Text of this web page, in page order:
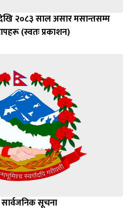
२०८३ साल असार मसान्तसम्म
(स्वतः प्रकाशन)
सार्वजनिक सूचना